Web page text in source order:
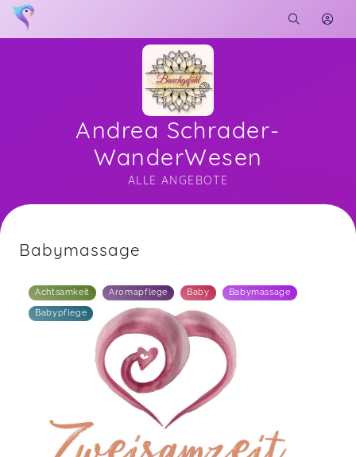
Andrea Schrader-
WanderWesen
ALLE ANGEBOTE
Soon you will learn more about me here...
Babymassage
Achtsamkeit Aromapflege Baby Babymassage
Babypflege